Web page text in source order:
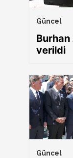
Güncel
verildi
Güncel